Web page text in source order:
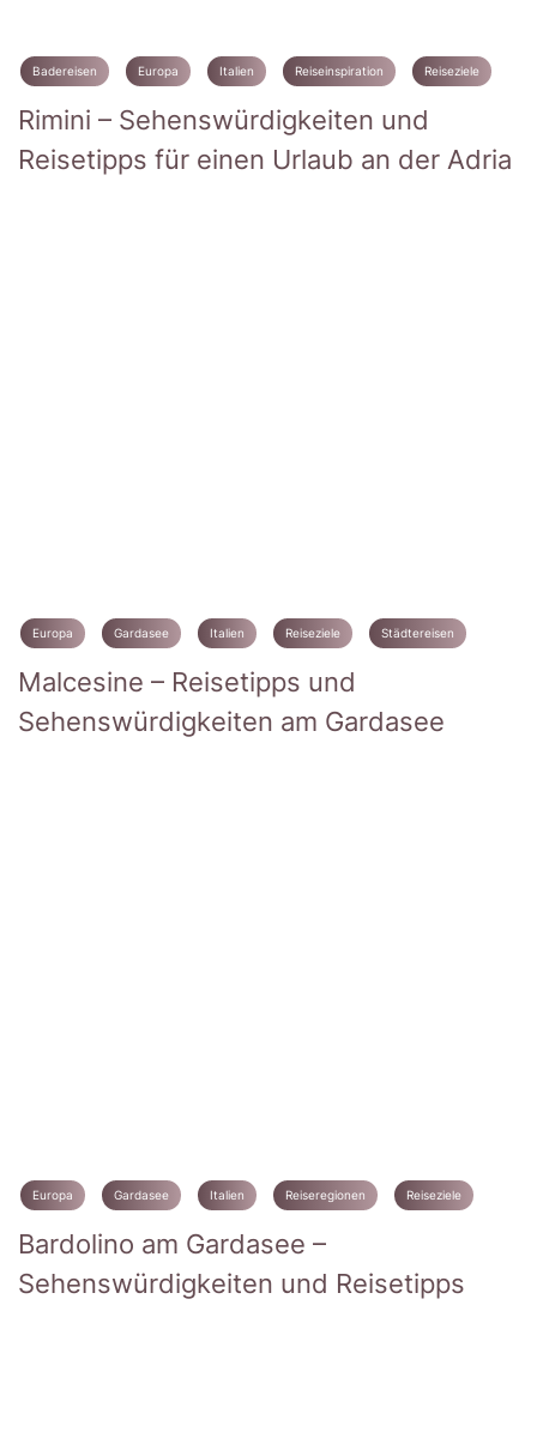
Badereisen Europa Italien Reiseinspiration Reiseziele
Rimini – Sehenswürdigkeiten und
Reisetipps für einen Urlaub an der Adria
Europa Gardasee Italien Reiseziele Städtereisen
Malcesine – Reisetipps und
Sehenswürdigkeiten am Gardasee
Europa Gardasee Italien Reiseregionen Reiseziele
Bardolino am Gardasee –
Sehenswürdigkeiten und Reisetipps